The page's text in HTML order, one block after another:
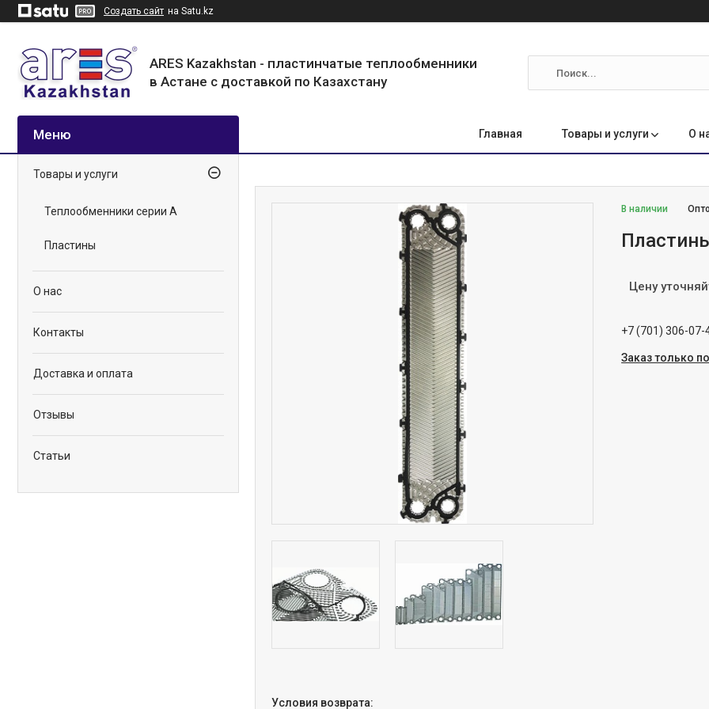
Создать сайт на Satu.kz
ARES Kazakhstan - пластинчатые теплообменники
в Астане с доставкой по Казахстану
Главная Товары и услуги О
В наличии
Цену
+7 (701) 306-07-
Заказ только
Товары и услуги
Теплообменники серии А
Пластины
О нас
Контакты
Доставка и оплата
Отзывы
Статьи